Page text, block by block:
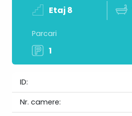
Etaj 8
Parcari
1
ID:
Nr. camere: